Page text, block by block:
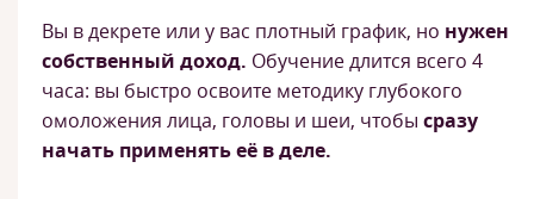
Вы в декрете или у вас плотный график, но нужен
собственный доход. Обучение длится всего 4
часа: вы быстро освоите методику глубокого
омоложения лица, головы и шеи, чтобы сразу
начать применять её в деле.